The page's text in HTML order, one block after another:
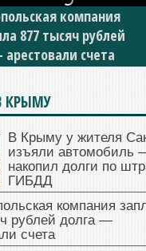
компания
877 тысяч рублей
счета
КРЫМУ
В Крыму у жителя
изъяли автомобиль
накопил долги по
ГИБДД
компания
рублей долга —
счета